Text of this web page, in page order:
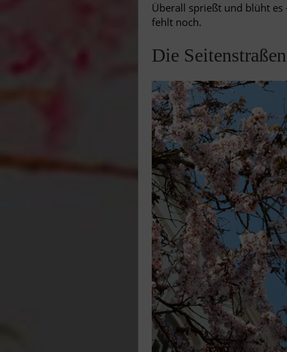
Überall sprießt und blüht
fehlt noch.
Die